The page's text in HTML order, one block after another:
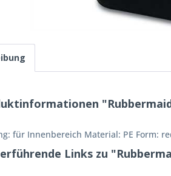
für Innenbereich Material: PE Form:
Links zu